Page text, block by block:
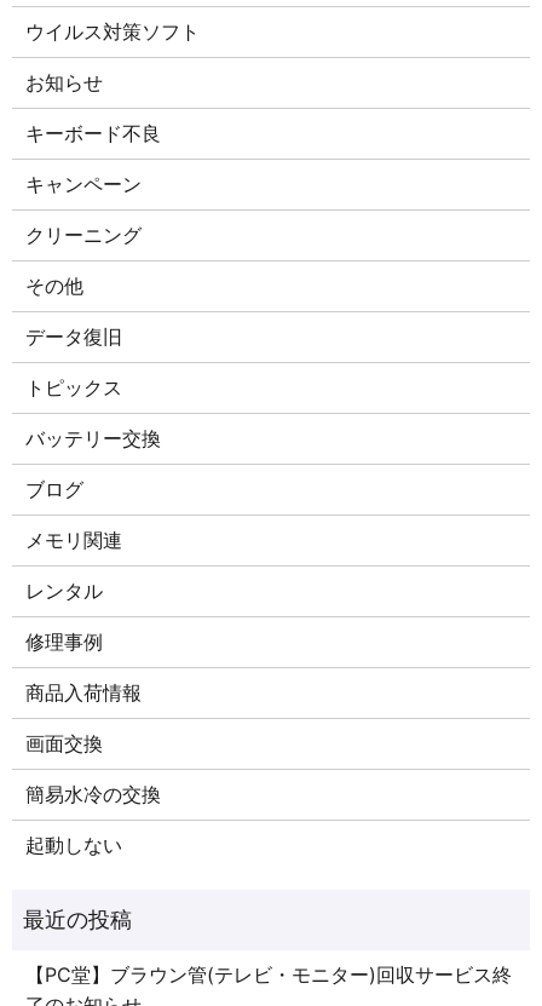
ウイルス対策ソフト
お知らせ
キーボード不良
キャンペーン
クリーニング
その他
データ復旧
トピックス
バッテリー交換
ブログ
メモリ関連
レンタル
修理事例
商品入荷情報
画面交換
簡易水冷の交換
起動しない
【PC堂】ブラウン管(テレビ・モニター)回収サービス終